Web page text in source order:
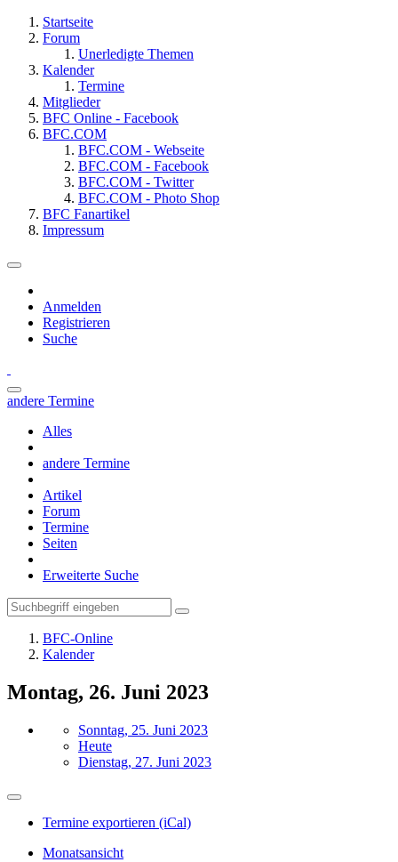
Startseite
Forum
Unerledigte Themen
Kalender
Termine
Mitglieder
BFC Online - Facebook
BFC.COM
BFC.COM - Webseite
BFC.COM - Facebook
BFC.COM - Twitter
BFC.COM - Photo Shop
BFC Fanartikel
Impressum
Anmelden
Registrieren
Suche
andere Termine
Alles
andere Termine
Artikel
Forum
Termine
Seiten
Erweiterte Suche
BFC-Online
Kalender
Montag, 26. Juni 2023
Sonntag, 25. Juni 2023
Heute
Dienstag, 27. Juni 2023
Termine exportieren (iCal)
Monatsansicht